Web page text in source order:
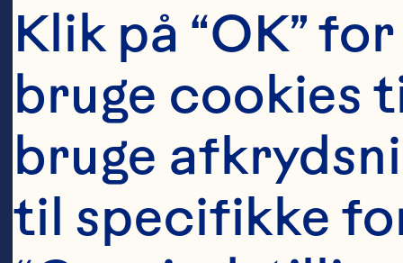
Klik på “OK”
bruge cookies
bruge
til specifikke